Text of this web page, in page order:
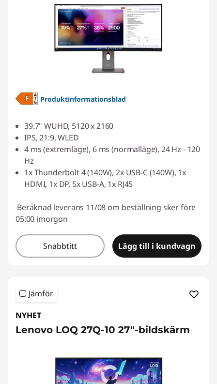
Produktinformationsblad
39.7" WUHD, 5120 x 2160
IPS, 21:9, WLED
4 ms (extremläge), 6 ms (normalläge), 24 Hz - 120
Hz
1x Thunderbolt 4 (140W), 2x USB-C (140W), 1x
HDMI, 1x DP, 5x USB-A, 1x RJ45
Beräknad leverans 11/08 om beställning sker före
05:00 imorgon
Snabbtitt Lägg till i kundvagn
Jämför
NYHET
Lenovo LOQ 27Q-10 27"-bildskärm